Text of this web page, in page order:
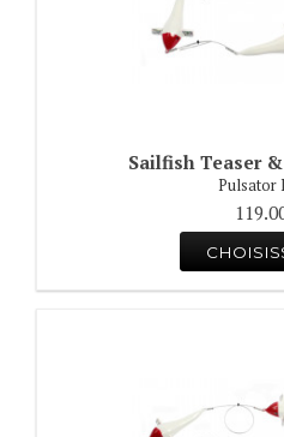
Sailfish Teaser
Pulsator